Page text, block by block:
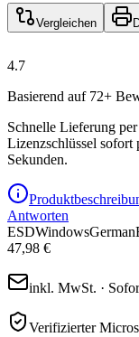
Vergleichen
4.7
Basierend auf 72+
Schnelle Lieferung
Lizenzschlüssel
Sekunden.
Antworten
ESDWindowsGerman
47,98 €
inkl. MwSt. ·
Verifizierter